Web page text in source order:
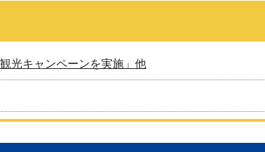
光キャンペーンを実施」他